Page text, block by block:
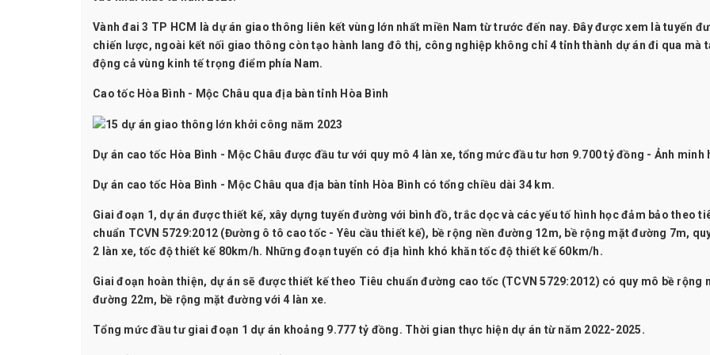
Vành đai 3 TP HCM là dự án giao thông liên kết vùng lớn nhất miền Nam từ trước đến nay. Đây được xem là tuyến
chiến lược, ngoài kết nối giao thông còn tạo hành lang đô thị, công nghiệp không chỉ 4 tỉnh thành dự án đi qua mà
động cả vùng kinh tế trọng điểm phía Nam.
Cao tốc Hòa Bình - Mộc Châu qua địa bàn tỉnh Hòa Bình
Dự án cao tốc Hòa Bình - Mộc Châu được đầu tư với quy mô 4 làn xe, tổng mức đầu tư hơn 9.700 tỷ đồng - Ảnh minh
Dự án cao tốc Hòa Bình - Mộc Châu qua địa bàn tỉnh Hòa Bình có tổng chiều dài 34 km.
Giai đoạn 1, dự án được thiết kế, xây dựng tuyến đường với bình đồ, trắc dọc và các yếu tố hình học đảm bảo theo
chuẩn TCVN 5729:2012 (Đường ô tô cao tốc - Yêu cầu thiết kế), bề rộng nền đường 12m, bề rộng mặt đường 7m,
2 làn xe, tốc độ thiết kế 80km/h. Những đoạn tuyến có địa hình khó khăn tốc độ thiết kế 60km/h.
Giai đoạn hoàn thiện, dự án sẽ được thiết kế theo Tiêu chuẩn đường cao tốc (TCVN 5729:2012) có quy mô bề rộng
đường 22m, bề rộng mặt đường với 4 làn xe.
Tổng mức đầu tư giai đoạn 1 dự án khoảng 9.777 tỷ đồng. Thời gian thực hiện dự án từ năm 2022-2025.